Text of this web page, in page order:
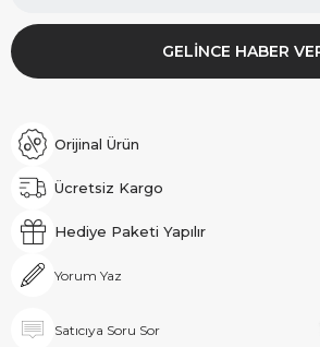
GELINCE HABER
Orijinal Ürün
Ücretsiz Kargo
Hediye Paketi Yapılır
Yorum Yaz
Satıcıya Soru Sor